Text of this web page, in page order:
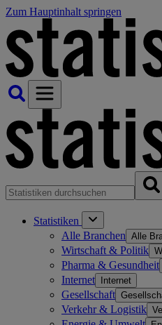
Zum Hauptinhalt springen
Statistiken
Alle Branchen Alle
Wirtschaft & Politik
Pharma & Gesundheit
Internet Internet
Gesellschaft
Verkehr & Logistik